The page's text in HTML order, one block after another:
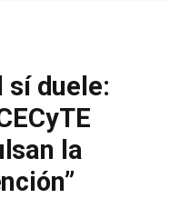
sí duele:
la